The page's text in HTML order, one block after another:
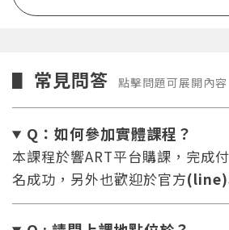
▋ 常見問答 點擊問題可展開內容
Q：如何參加實體課程？
本課程於響ART平台購課，完成
名成功，另外也歡迎於官方(line)